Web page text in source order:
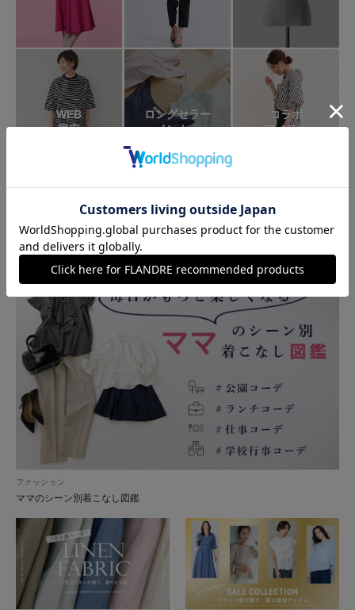
WEB
限定
ロングセラー
インナー
コラボ
アイテム
特集
ファッション
ママのシーン別着こなし図鑑